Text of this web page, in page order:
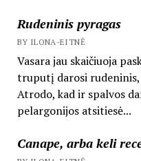
Rudeninis pyragas
BY ILONA-EITNĖ
Vasara jau skaičiuoja
truputį darosi rudeninis,
Atrodo, kad ir spalvos
pelargonijos atsitiesė...
Canape, arba keli